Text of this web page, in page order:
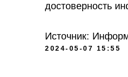
достоверность
Источник:
2024-05-07 15:55